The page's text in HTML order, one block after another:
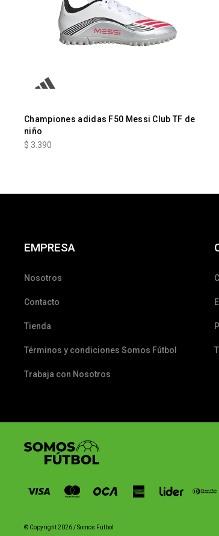
Championes adidas F50 Messi Club TF de
niño
$ 3.390
EMPRESA
Nosotros
Contacto
Tienda
Términos y condiciones Somos Fútbol
Trabaja con Nosotros
© Copyright 2026 / Somos Fútbol